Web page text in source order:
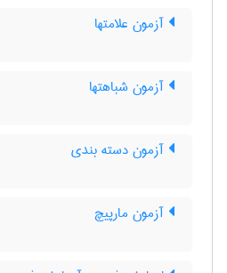
آزمون علامتها
آزمون شباهتها
آزمون دسته بندی
آزمون مارپیچ